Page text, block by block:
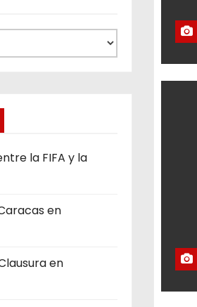
la FIFA y la
en
en